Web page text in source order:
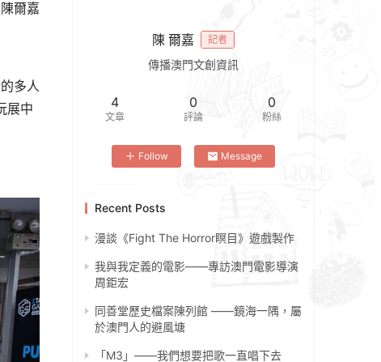
爾嘉
多人
展中
陳 爾嘉 記者
傳播澳門文創資訊
4
文章
0
評論
0
粉絲
Follow Message
Recent Posts
漫談《Fight The Horror瞑目》遊戲製作
我與我定義的電影——專訪澳門電影導演
周鉅宏
同善堂歷史檔案陳列館 ——鏡海一隅，屬
於澳門人的避風塘
「M3」——我們想要把歌一直唱下去